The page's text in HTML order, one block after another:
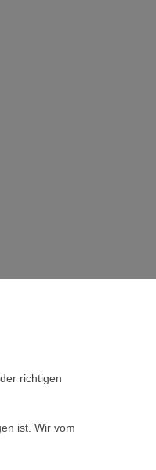
richtigen
ist. Wir vom